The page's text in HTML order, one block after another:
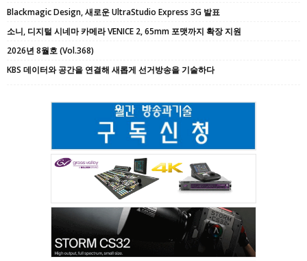
Blackmagic Design, 새로운 UltraStudio Express 3G 발표
소니, 디지털 시네마 카메라 VENICE 2, 65mm 포맷까지 확장 지원
2026년 8월호 (Vol.368)
KBS 데이터와 공간을 연결해 새롭게 선거방송을 기술하다